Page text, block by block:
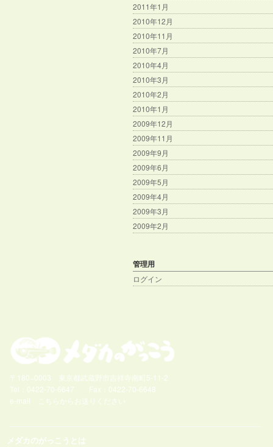
2011年1月
2010年12月
2010年11月
2010年7月
2010年4月
2010年3月
2010年2月
2010年1月
2009年12月
2009年11月
2009年9月
2009年6月
2009年5月
2009年4月
2009年3月
2009年2月
管理用
ログイン
〒180−0003 東京都武蔵野市吉祥寺南町5-11-2
Tel：0422-70-6647 Fax：0422-70-6648
e-mail
こちらからお送りください
メダカのがっこうとは